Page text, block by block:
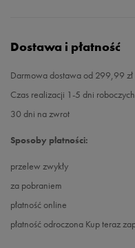
Dostawa i płatność
Darmowa dostawa od 299,99 zł
Czas realizacji 1-5 dni roboczych
30 dni na zwrot
Sposoby płatności:
przelew zwykły
za pobraniem
płatność online
płatność odroczona Kup teraz